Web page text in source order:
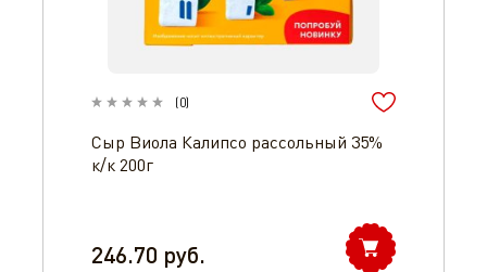
(0)
Сыр Виола Калипсо рассольный 35%
к/к 200г
246.70 руб.